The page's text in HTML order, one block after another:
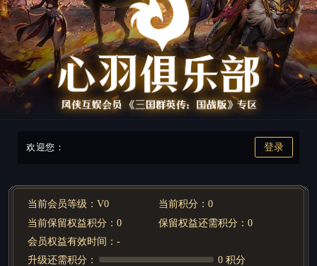
欢迎您： 登录
当前会员等级： V0 当前积分： 0
当前保留权益积分： 0 保留权益还需积分： 0
会员权益有效时间： -
升级还需积分：
0 积分